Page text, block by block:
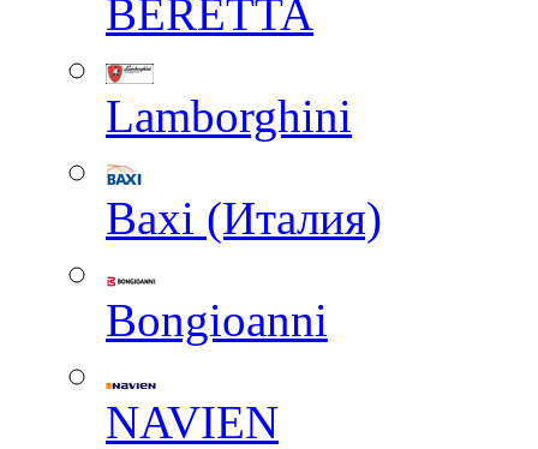
BERETTA
Lamborghini
Baxi (Италия)
Вongioanni
NAVIEN